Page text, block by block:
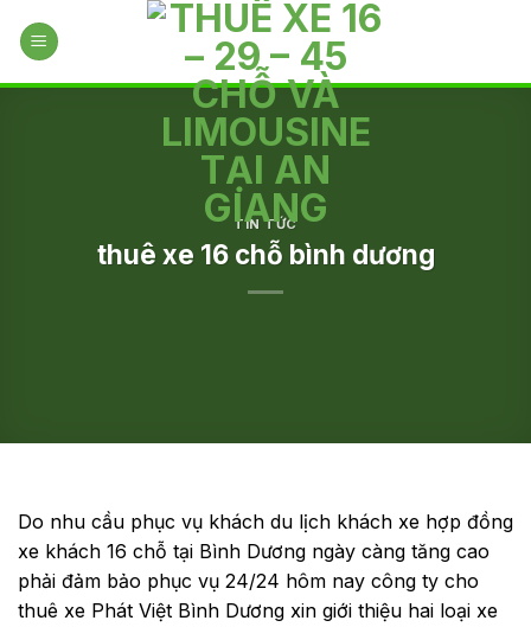
TIN TỨC
thuê xe 16 chỗ bình dương
Do nhu cầu phục vụ khách du lịch khách xe hợp đồng
xe khách 16 chỗ tại Bình Dương ngày càng tăng cao
phải đảm bảo phục vụ 24/24 hôm nay công ty cho
thuê xe Phát Việt Bình Dương xin giới thiệu hai loại xe